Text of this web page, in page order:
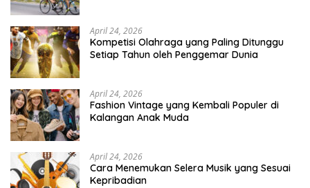
April 24, 2026
Kompetisi Olahraga yang Paling Ditunggu
Setiap Tahun oleh Penggemar Dunia
April 24, 2026
Fashion Vintage yang Kembali Populer di
Kalangan Anak Muda
April 24, 2026
Cara Menemukan Selera Musik yang Sesuai
Kepribadian